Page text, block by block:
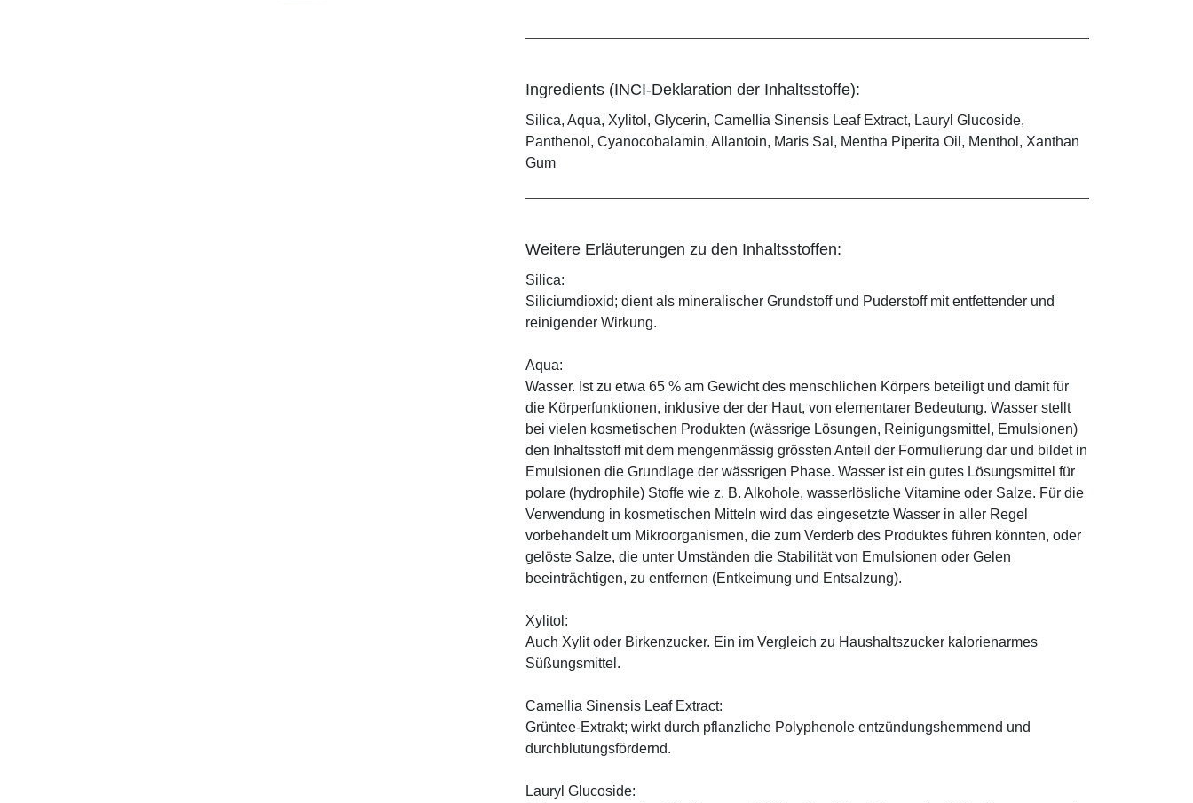
Ingredients (INCI-Deklaration der Inhaltsstoffe):
Silica, Aqua, Xylitol, Glycerin, Camellia Sinensis Leaf Extract, Lauryl Glucoside,
Panthenol, Cyanocobalamin, Allantoin, Maris Sal, Mentha Piperita Oil, Menthol, Xanthan
Gum
Weitere Erläuterungen zu den Inhaltsstoffen:
Silica:
Siliciumdioxid; dient als mineralischer Grundstoff und Puderstoff mit entfettender und
reinigender Wirkung.
Aqua:
Wasser. Ist zu etwa 65 % am Gewicht des menschlichen Körpers beteiligt und damit für
die Körperfunktionen, inklusive der der Haut, von elementarer Bedeutung. Wasser stellt
bei vielen kosmetischen Produkten (wässrige Lösungen, Reinigungsmittel, Emulsionen)
den Inhaltsstoff mit dem mengenmässig grössten Anteil der Formulierung dar und bildet in
Emulsionen die Grundlage der wässrigen Phase. Wasser ist ein gutes Lösungsmittel für
polare (hydrophile) Stoffe wie z. B. Alkohole, wasserlösliche Vitamine oder Salze. Für die
Verwendung in kosmetischen Mitteln wird das eingesetzte Wasser in aller Regel
vorbehandelt um Mikroorganismen, die zum Verderb des Produktes führen könnten, oder
gelöste Salze, die unter Umständen die Stabilität von Emulsionen oder Gelen
beeinträchtigen, zu entfernen (Entkeimung und Entsalzung).
Xylitol:
Auch Xylit oder Birkenzucker. Ein im Vergleich zu Haushaltszucker kalorienarmes
Süßungsmittel.
Camellia Sinensis Leaf Extract:
Grüntee-Extrakt; wirkt durch pflanzliche Polyphenole entzündungshemmend und
durchblutungsfördernd.
Lauryl Glucoside: